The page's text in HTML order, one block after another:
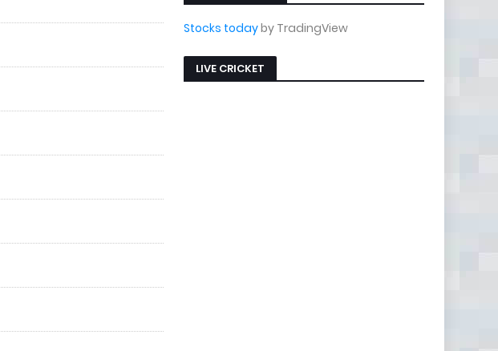
Stocks todayby TradingView
LIVE CRICKET